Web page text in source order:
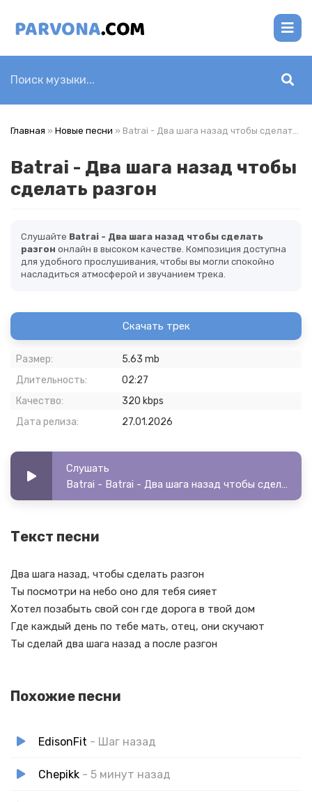
Главная » Новые песни » Batrai - Два шага назад чтобы сделать разгон
Batrai - Два шага назад чтобы
сделать разгон
Слушайте Batrai - Два шага назад чтобы сделать
разгон онлайн в высоком качестве. Композиция доступна
для удобного прослушивания, чтобы вы могли спокойно
насладиться атмосферой и звучанием трека.
Скачать трек
Размер:
5.63 mb
Длительность:
02:27
Качество:
320 kbps
Дата релиза:
27.01.2026
Слушать
Batrai - Batrai - Два шага назад чтобы сделать разгон
Текст песни
Два шага назад, чтобы сделать разгон
Ты посмотри на небо оно для тебя сияет
Хотел позабыть свой сон где дорога в твой дом
Где каждый день по тебе мать, отец, они скучают
Ты сделай два шага назад а после разгон
Похожие песни
EdisonFit - Шаг назад
Chepikk - 5 минут назад